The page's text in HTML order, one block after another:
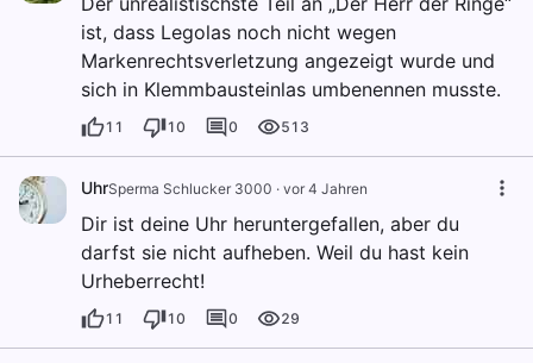
ist, dass Legolas noch nicht wegen
Markenrechtsverletzung angezeigt wurde und
sich in Klemmbausteinlas umbenennen musste.
11 10 0 513
UhrSperma Schlucker 3000 · vor 4 Jahren
Dir ist deine Uhr heruntergefallen, aber du
darfst sie nicht aufheben. Weil du hast kein
Urheberrecht!
11 10 0 29